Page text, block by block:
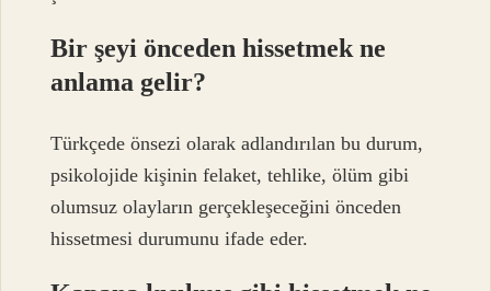
Bir şeyi önceden hissetmek ne
anlama gelir?
Türkçede önsezi olarak adlandırılan bu durum,
psikolojide kişinin felaket, tehlike, ölüm gibi
olumsuz olayların gerçekleşeceğini önceden
hissetmesi durumunu ifade eder.